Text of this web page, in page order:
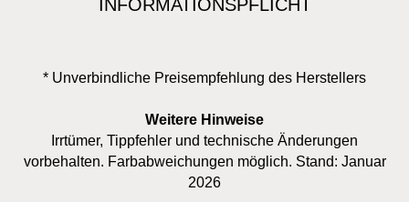
INFORMATIONSPFLICHT
* Unverbindliche Preisempfehlung des Herstellers
Weitere Hinweise
Irrtümer, Tippfehler und technische Änderungen
vorbehalten. Farbabweichungen möglich. Stand: Januar
2026